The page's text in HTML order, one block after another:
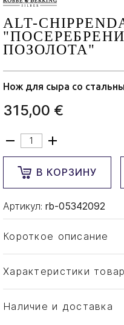
ALT-
ПОЗОЛОТА"
Нож для сыра со
315,00 €
В КОРЗИНУ
Артикул: rb-05342092
Короткое описание
Характеристики
Тип товара
Бренд
Наличие и доставка